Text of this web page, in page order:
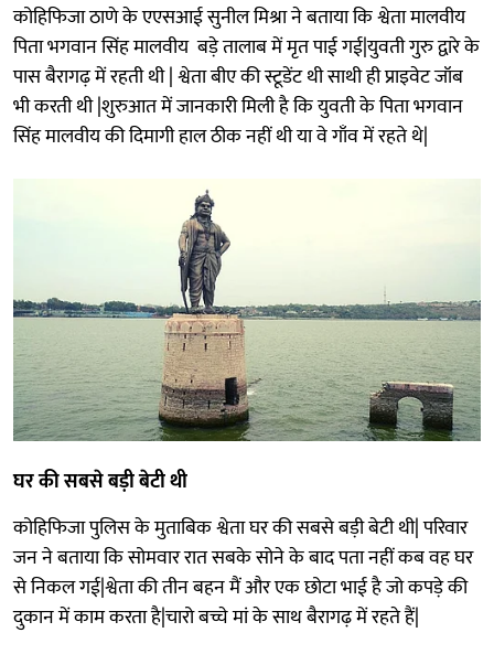
कोहिफिजा ठाणे के एएसआई सुनील मिश्रा ने बताया कि श्वेता मालवीय
पिता भगवान सिंह मालवीय बड़े तालाब में मृत पाई गई|युवती गुरु द्वारे के
पास बैरागढ़ में रहती थी | श्वेता बीए की स्टूडेंट थी साथी ही प्राइवेट जॉब
भी करती थी |शुरुआत में जानकारी मिली है कि युवती के पिता भगवान
सिंह मालवीय की दिमागी हाल ठीक नहीं थी या वे गाँव में रहते थे|
घर की सबसे बड़ी बेटी थी
कोहिफिजा पुलिस के मुताबिक श्वेता घर की सबसे बड़ी बेटी थी| परिवार
जन ने बताया कि सोमवार रात सबके सोने के बाद पता नहीं कब वह घर
से निकल गई|श्वेता की तीन बहन मैं और एक छोटा भाई है जो कपड़े की
दुकान में काम करता है|चारो बच्चे मां के साथ बैरागढ़ में रहते हैं|